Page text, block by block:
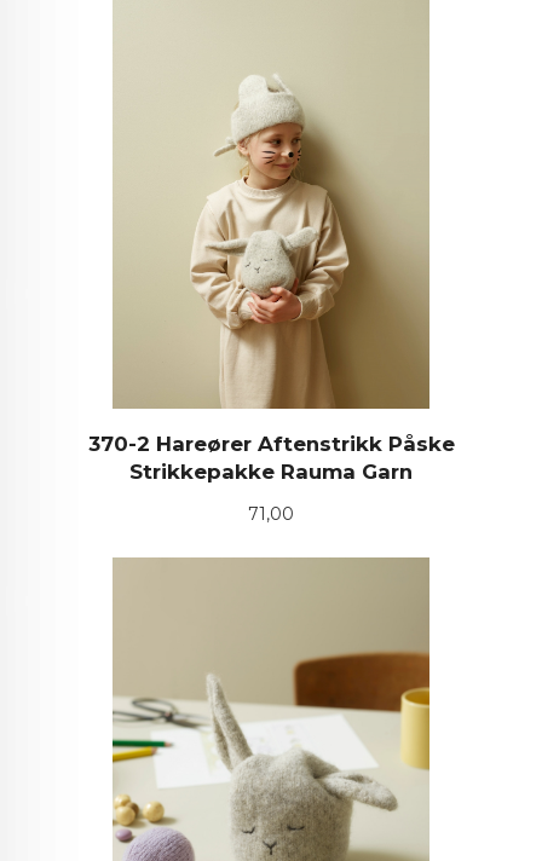
370-2 Hareører Aftenstrikk Påske
Strikkepakke Rauma Garn
Pris
71,00